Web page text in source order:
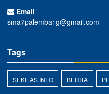
Email
sma7palembang@gmail.com
Tags
SEKILAS INFO BERITA